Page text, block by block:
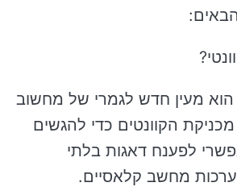
הוא מעין חדש לגמרי של מחשוב
הקוונטים כדי להגשים
לפענח דאגות בלתי
מחשב קלאסיים.